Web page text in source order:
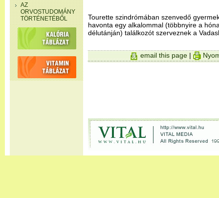
AZ
ORVOSTUDOMÁNY
TÖRTÉNETÉBŐL
Tourette szindrómában szenvedő
havonta egy alkalommal (többnyire a
délutánján) találkozót szerveznek a
email this page |